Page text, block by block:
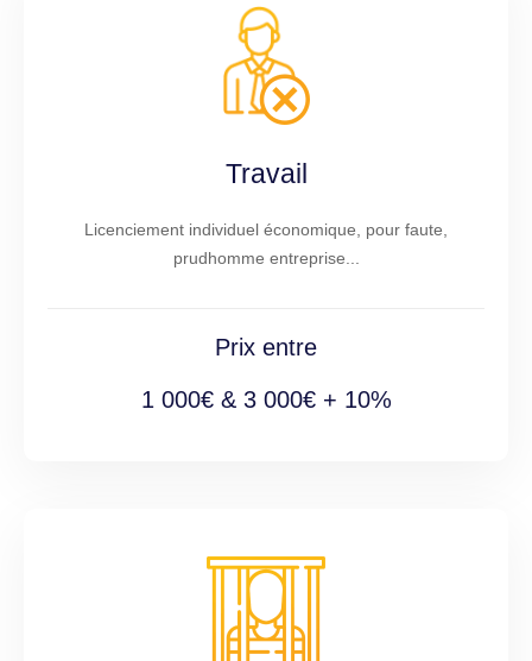
Travail
Licenciement individuel économique, pour faute,
prudhomme entreprise...
Prix entre
1 000€ & 3 000€ + 10%